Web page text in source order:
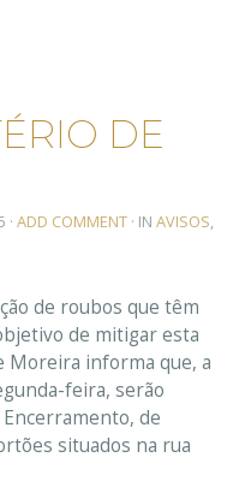
DE
· ADD COMMENT · IN AVISOS
de roubos que têm
de mitigar esta
Moreira informa que, a
feira, serão
de
situados na rua